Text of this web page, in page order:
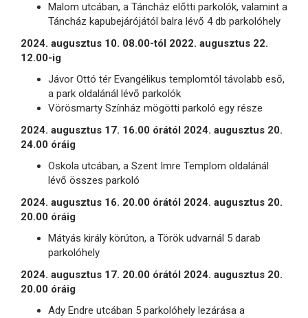
Malom utcában, a Táncház előtti parkolók, valamint a
Táncház kapubejárójától balra lévő 4 db parkolóhely
2024. augusztus 10. 08.00-tól 2022. augusztus 22.
12.00-ig
Jávor Ottó tér Evangélikus templomtól távolabb eső,
a park oldalánál lévő parkolók
Vörösmarty Színház mögötti parkoló egy része
2024. augusztus 17. 16.00 órától 2024. augusztus 20.
24.00 óráig
Oskola utcában, a Szent Imre Templom oldalánál
lévő összes parkoló
2024. augusztus 16. 20.00 órától 2024. augusztus 20.
20.00 óráig
Mátyás király körúton, a Török udvarnál 5 darab
parkolóhely
2024. augusztus 17. 20.00 órától 2024. augusztus 20.
20.00 óráig
Ady Endre utcában 5 parkolóhely lezárása a